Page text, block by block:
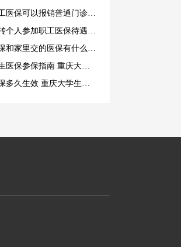
2024年重庆职工医保可以报销普通门诊 2024年重庆职工医保能不能报销普通门诊
重庆居民医保转个人参加职工医保待遇享受有等待期吗 重庆居民医保转个人参加职工医保待遇规定
重庆大学生医保和家里交的医保有什么区别 重庆大学生医保和家里交的医保区别是什么
重庆大学大学生医保参保指南 重庆大学大学生医保参保时间+标准
重庆大学生医保多久生效 重庆大学生医保办理后多久生效